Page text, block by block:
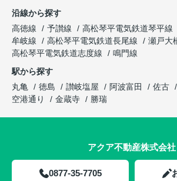
沿線から探す
高徳線
予讃線 高松琴平電気鉄道琴平線
牟岐線
高松琴平電気鉄道長尾線 瀬戸大
高松琴平電気鉄道志度線
鳴門線
駅から探す
丸亀
徳島 讃岐塩屋 阿波富田 佐古
空港通り
金蔵寺 勝瑞
アクア不動産株式会社
0877-35-7705